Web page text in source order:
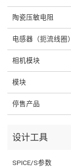
陶瓷压敏电阻
电感器（扼流线圈）
相机模块
模块
停售产品
设计工具
SPICE/S参数